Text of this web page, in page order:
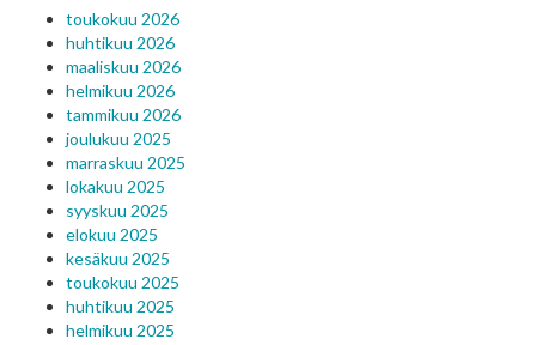
toukokuu 2026
huhtikuu 2026
maaliskuu 2026
helmikuu 2026
tammikuu 2026
joulukuu 2025
marraskuu 2025
lokakuu 2025
syyskuu 2025
elokuu 2025
kesäkuu 2025
toukokuu 2025
huhtikuu 2025
helmikuu 2025